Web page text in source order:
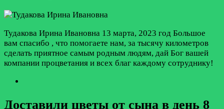
Тудакова Ирина Ивановна 13 марта, 2023 год Большое
вам спасибо , что помогаете нам, за тысячу километров
сделать приятное самым родным людям, дай Бог вашей
компании процветания и всех благ каждому сотруднику!
Доставили цветы от сына в день 8